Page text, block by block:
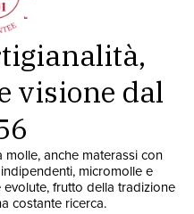
visione dal
anche materassi con
micromolle e
frutto della tradizione
costante ricerca.